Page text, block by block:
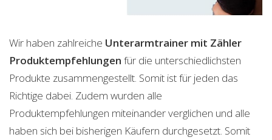
Wir haben zahlreiche Unterarmtrainer mit Zähler
Produktempfehlungen für die unterschiedlichsten
Produkte zusammengestellt. Somit ist für jeden das
Richtige dabei. Zudem wurden alle
Produktempfehlungen miteinander verglichen und alle
haben sich bei bisherigen Käufern durchgesetzt. Somit